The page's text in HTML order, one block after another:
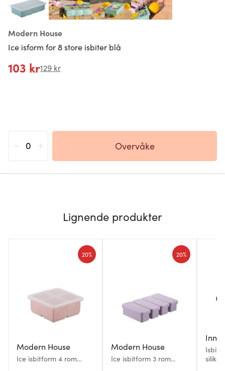
Modern House
Ice isform for 8 store isbiter blå
103 kr129 kr
Overvåke
Lignende produkter
Modern House
Ice isbitform 4 rom
20%
Modern House
Ice isbitform 3 rom
20%